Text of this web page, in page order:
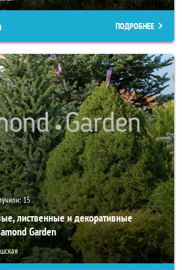
ПОДРОБНЕЕ
15
лиственные и декоративные
Garden